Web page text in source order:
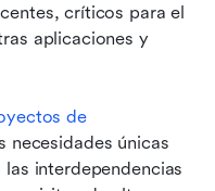
críticos para el
aplicaciones y
de
necesidades únicas
interdependencias